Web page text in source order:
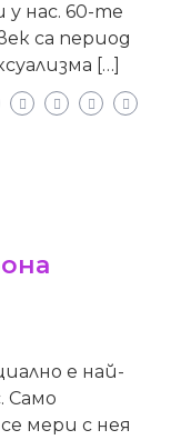
нас. 60-те
са период
[…]
е най-
Само
мери с нея